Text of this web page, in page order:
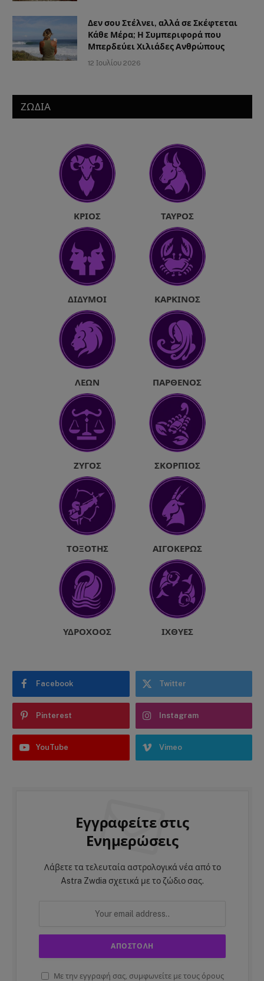
Δεν σου Στέλνει, αλλά σε Σκέφτεται
Κάθε Μέρα; Η Συμπεριφορά που
Μπερδεύει Χιλιάδες Ανθρώπους
12 Ιουλίου 2026
ΖΩΔΙΑ
ΚΡΙΌΣ ΤΑΎΡΟΣ
ΔΊΔΥΜΟΙ ΚΑΡΚΊΝΟΣ
ΛΈΩΝ ΠΑΡΘΈΝΟΣ
ΖΥΓΌΣ ΣΚΟΡΠΙΌΣ
ΤΟΞΌΤΗΣ ΑΙΓΌΚΕΡΩΣ
ΥΔΡΟΧΌΟΣ ΙΧΘΎΕΣ
Facebook Twitter
Pinterest Instagram
YouTube Vimeo
Εγγραφείτε στις
Ενημερώσεις
Λάβετε τα τελευταία αστρολογικά νέα από το
Astra Zwdia σχετικά με το ζώδιο σας.
Με την εγγραφή σας, συμφωνείτε με τους όρους